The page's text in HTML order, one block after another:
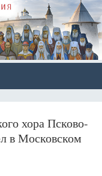
хора Псково-
в Московском